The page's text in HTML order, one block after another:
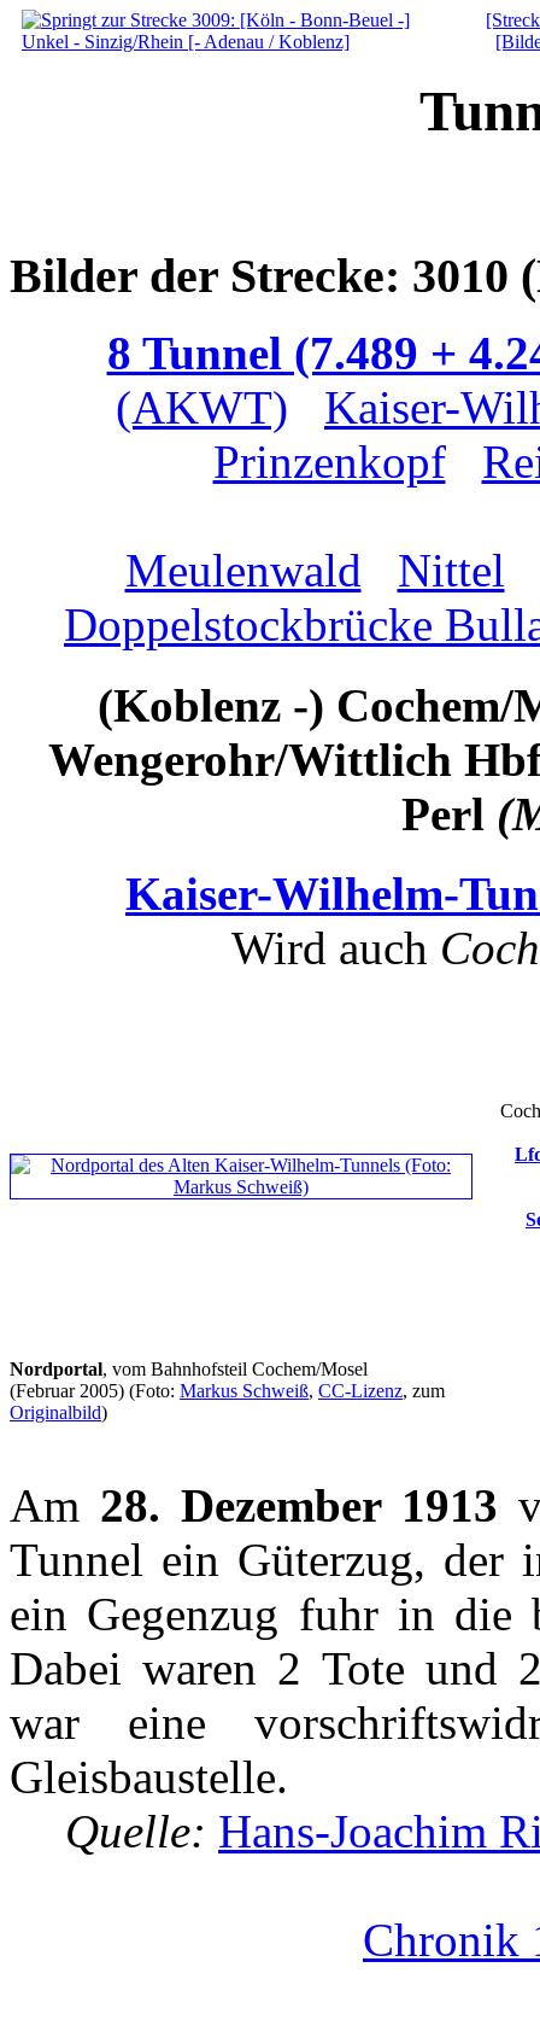
Bilder der Strecke: 3010
8 Tunnel (7.489 +
(AKWT)
Kaiser-
Prinzenkopf
Meulenwald
Nittel
Doppelstockbrücke
(Koblenz -) Cochem/
Wengerohr/Wittlich
Perl
Kaiser-Wilhelm-
Wird auch
Nordportal, vom Bahnhofsteil Cochem/Mosel
(Februar 2005) (Foto: Markus Schweiß, CC-Lizenz, zum
Originalbild)
Am 28. Dezember 1913
Tunnel ein Güterzug, der
ein Gegenzug fuhr in die
Dabei waren 2 Tote und
war eine
Gleisbaustelle.
Quelle: Hans-Joachim
Chronik